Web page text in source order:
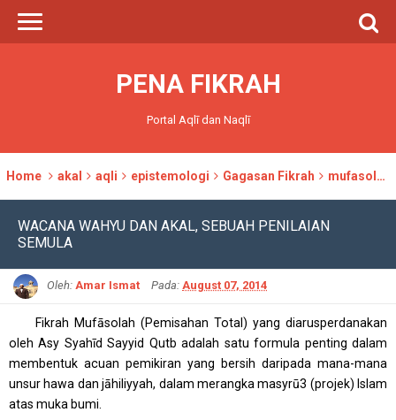
PENA FIKRAH
Portal Aqlī dan Naqlī
Home akal aqli epistemologi Gagasan Fikrah mufasolah
WACANA WAHYU DAN AKAL, SEBUAH PENILAIAN
SEMULA
Oleh: Amar Ismat Pada: August 07, 2014
Fikrah Mufāsolah (Pemisahan Total) yang diarusperdanakan
oleh Asy Syahīd Sayyid Qutb adalah satu formula penting dalam
membentuk acuan pemikiran yang bersih daripada mana-mana
unsur hawa dan jāhiliyyah, dalam merangka masyrū3 (projek) Islam
atas muka bumi.